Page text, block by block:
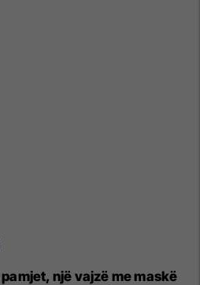
pamjet, një vajzë me maskë